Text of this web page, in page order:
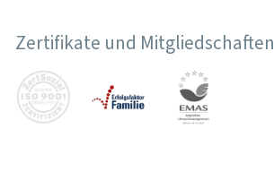
Zertifikate und Mitgliedschaften